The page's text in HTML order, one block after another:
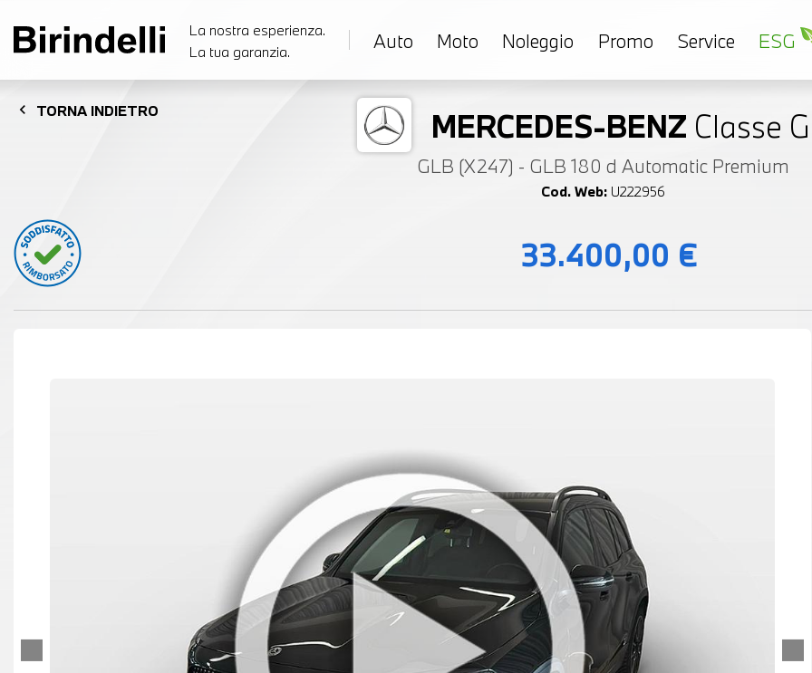
La nostra esperienza.
La tua garanzia.
Auto Moto Noleggio Promo Service ESG
chevron_left TORNA INDIETRO MERCEDES-BENZ Classe
GLB (X247) - GLB 180 d Automatic Premium
Cod. Web: U222956
33.400,00 €